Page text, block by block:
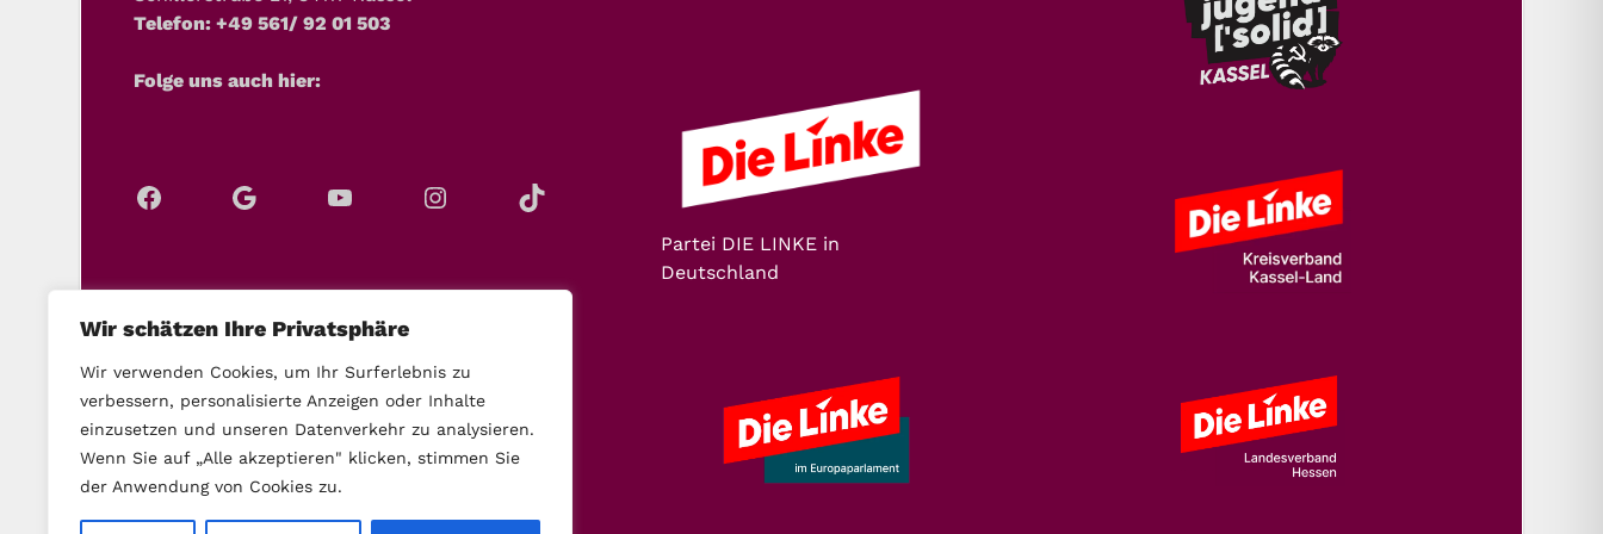
Wir schätzen Ihre Privatsphäre
Wir verwenden Cookies, um Ihr Surferlebnis zu
verbessern, personalisierte Anzeigen oder Inhalte
einzusetzen und unseren Datenverkehr zu analysieren.
Wenn Sie auf „Alle akzeptieren" klicken, stimmen Sie
der Anwendung von Cookies zu.
Telefon: +49 561/ 92 01 503
Folge uns auch hier:
Partei DIE LINKE in
Deutschland